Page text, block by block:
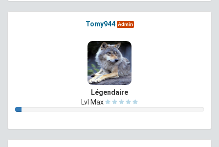
Tomy944 Admin
Légendaire
Lvl Max